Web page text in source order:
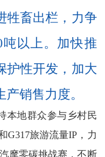
牲畜出栏，力争
吨以上。 加快推
护性开发 ， 加大
销售力度。
本地群众参与乡村民
G317旅游流量IP ， 力
摩零碳挑战赛 ，不断